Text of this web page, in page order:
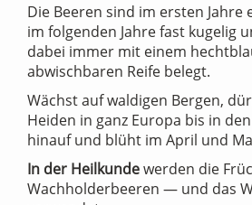
Die Beeren sind im ersten
im folgenden Jahre fast kugelig
dabei immer mit einem
abwischbaren Reife belegt.
Wächst auf waldigen Bergen,
Heiden in ganz Europa bis in
hinauf und blüht im April und
In der Heilkundewerden die
Wachholderbeeren — und das